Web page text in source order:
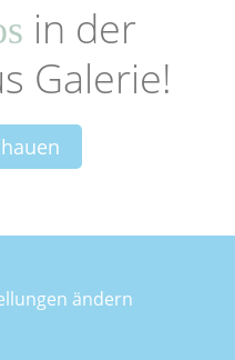
in der
Galerie!
ändern